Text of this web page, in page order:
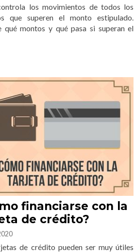
los movimientos de todos los
que superen el monto estipulado.
qué montos y qué pasa si superan el
financiarse con la
de crédito?
de crédito pueden ser muy útiles